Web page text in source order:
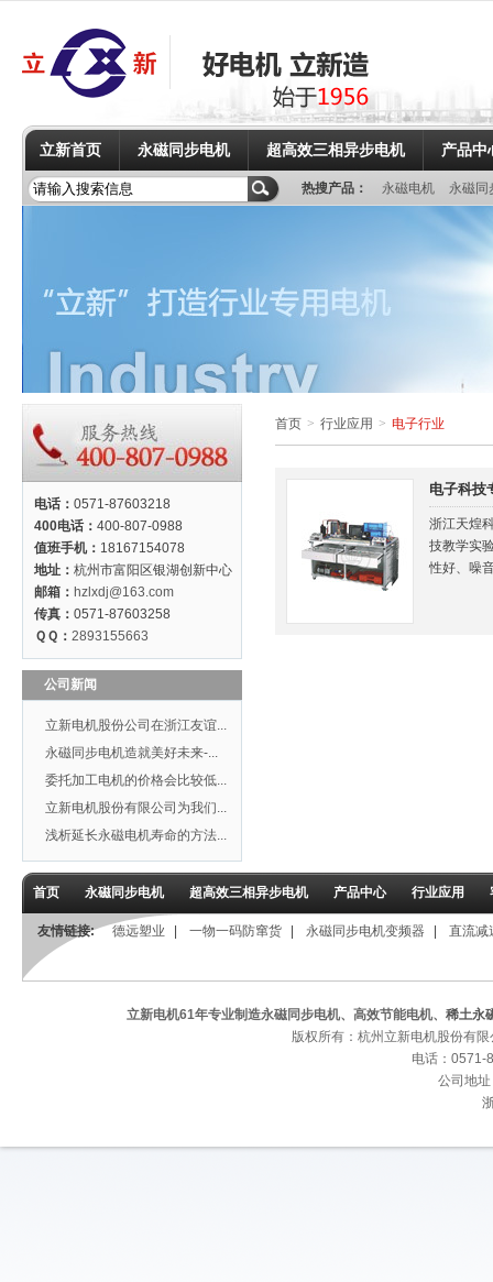
立新首页 永磁同步电机 超高效三相异步电机 产品中
热搜产品： 永磁电机 永磁
电话： 0571-87603218
400电话： 400-807-0988
值班手机： 18167154078
地址： 杭州市富阳区银湖创新中心
邮箱： hzlxdj@163.com
传真： 0571-87603258
ＱＱ： 2893155663
公司新闻
立新电机股份公司在浙江友谊...
永磁同步电机造就美好未来-...
委托加工电机的价格会比较低...
立新电机股份有限公司为我们...
浅析延长永磁电机寿命的方法...
首页 > 行业应用 > 电子行业
电子科技
浙江天煌
技教学实
性好、噪
首页 永磁同步电机 超高效三相异步电机 产品中心 行业应用
友情链接: 德远塑业 一物一码防窜货 永磁同步电机变频器 直流减
立新电机61年专业制造永磁同步电机、高效节能电机、 稀土永
版权所有：杭州立新电机股份有
电话：0571-
公司地